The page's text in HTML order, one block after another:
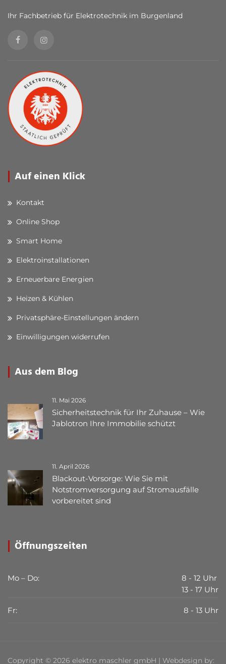
Ihr Fachbetrieb für Elektrotechnik im Burgenland
Auf einen Klick
Kontakt
Online Shop
Smart Home
Elektroinstallationen
Erneuerbare Energien
Heizen & Kühlen
Privatsphäre-Einstellungen ändern
Einwilligungen widerrufen
Aus dem Blog
11. Mai 2026
Sicherheitstechnik für Ihr Zuhause – Wie
Jablotron Ihre Immobilie schützt
11. April 2026
Blackout-Vorsorge: Wie Sie mit
Notstromversorgung auf Stromausfälle
vorbereitet sind
Öffnungszeiten
Mo – Do:
8 - 12 Uhr
13 - 17 Uhr
Fr: 8 - 13 Uhr
Copyright © 2026 elektro maschler gmbH | Webdesign by: